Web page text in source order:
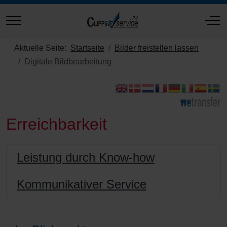
Mobile Menu Toggle Off-
Aktuelle Seite: Startseite
Bilder freistellen lassen
Digitale Bildbearbeitung
Erreichbarkeit
Leistung durch Know-how
Kommunikativer Service